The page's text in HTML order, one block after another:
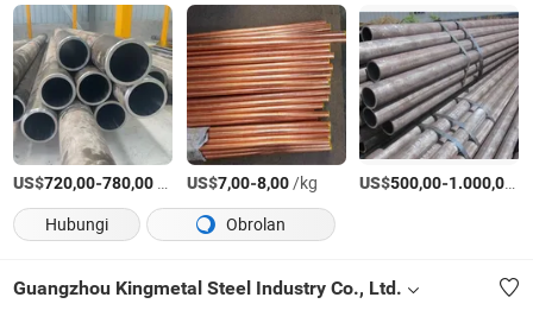
US$720,00-780,00 US$7,00-8,00/kg US$500,00-1.000,00 /
Hubungi
Obrolan
Guangzhou Kingmetal Steel Industry Co., Ltd.